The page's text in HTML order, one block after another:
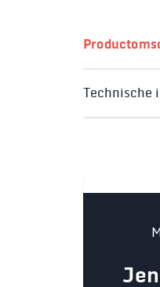
Technische